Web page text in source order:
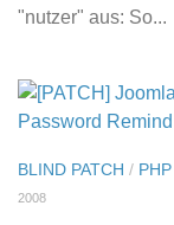
"nutzer" aus: So...
BLIND PATCH / PHP
2008